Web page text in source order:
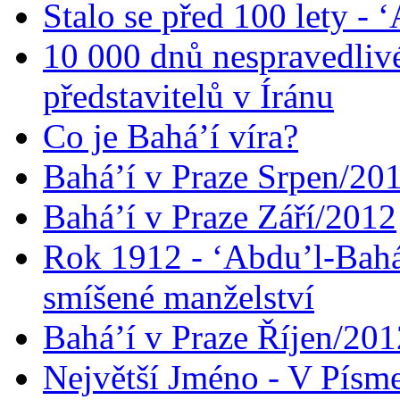
Stalo se před 100 lety -
10 000 dnů
představitelů v Íránu
Co je Bahá’í víra?
Bahá’í v Praze Srpen/
Bahá’í v Praze Září/2012
Rok 1912 - ‘Abdu’l-
smíšené manželství
Bahá’í v Praze Říjen/
Největší Jméno - V